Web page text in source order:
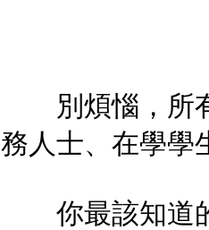
別煩惱，所有
務人士、在學學
你最該知道的